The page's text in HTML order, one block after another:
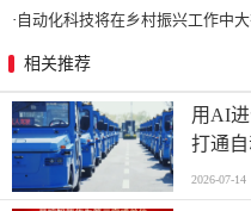
· 自动化科技将在乡村振兴工作中大有作为|《关
相关推荐
用AI
打通
2026-07-14